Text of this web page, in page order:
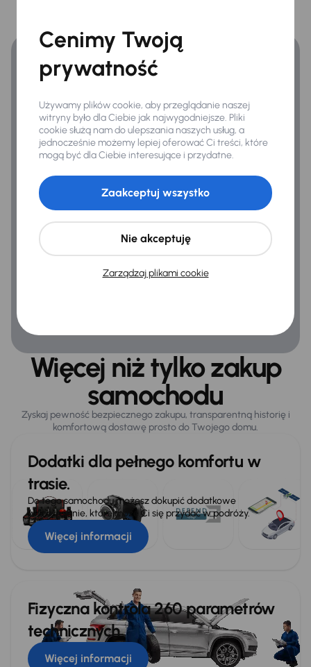
System sterowania głosem
Travel Assist
Bezpieczeństwo
ABS
Airbag
Asystent podjazdu
Automatyczne zatrzymanie przed przeszkoda
Wybór trybu jazdy
1/2 skorzana tapicerka
Hf
Rozpoznawanie znaków drogowych
Więcej niż tylko zakup
samochodu
Zyskaj pewność bezpiecznego zakupu, transparentną historię i
komfortową dostawę prosto do Twojego domu.
Dodatki dla pełnego komfortu w
trasie.
Do tego samochodu możesz dokupić dodatkowe
wyposażenie, które może Ci się przydać w podróży.
Więcej informacji
Fizyczna kontrola 260 parametrów
technicznych
Więcej informacji
Cenimy Twoją
prywatność
Używamy plików cookie, aby przeglądanie naszej
witryny było dla Ciebie jak najwygodniejsze. Pliki
cookie służą nam do ulepszania naszych usług, a
jednocześnie możemy lepiej oferować Ci treści, które
mogą być dla Ciebie interesujące i przydatne.
Zarządzaj plikami cookie
Nie akceptuję
Zaakceptuj wszystko